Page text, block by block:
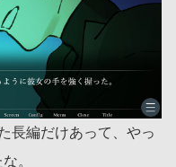
長編だけあって、やっ
。